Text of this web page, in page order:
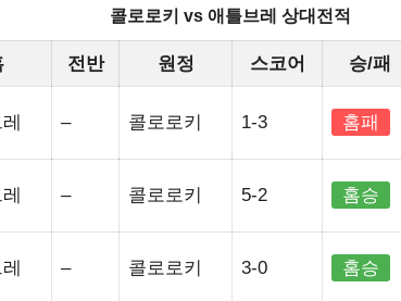
콜로로키 vs 애틀브레 상대전적
전반 원정 스코어 승/패
– 콜로로키 1-3 홈패
– 콜로로키 5-2 홈승
– 콜로로키 3-0 홈승